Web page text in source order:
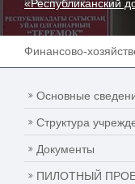
«Республиканский
Финансово-
Основные
Структура
Документы
ПИЛОТНЫЙ